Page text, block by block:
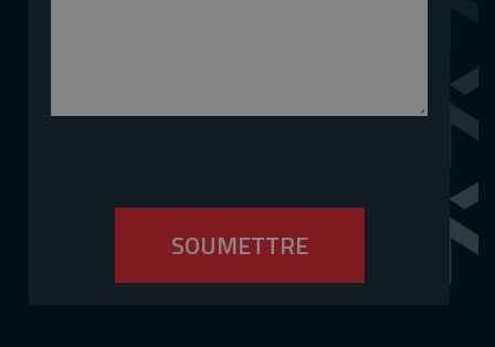
SOUMETTRE